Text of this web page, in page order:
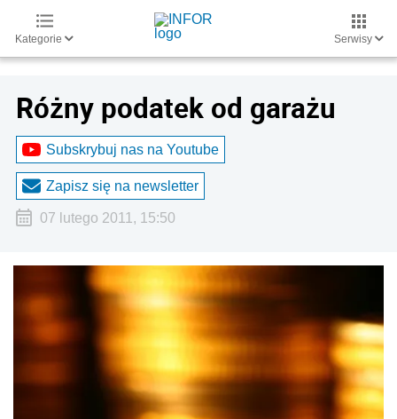
Kategorie Serwisy
Różny podatek od garażu
Subskrybuj nas na Youtube
Zapisz się na newsletter
07 lutego 2011, 15:50